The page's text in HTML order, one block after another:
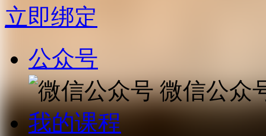
立即绑定
公众号
微信公众
我的课程